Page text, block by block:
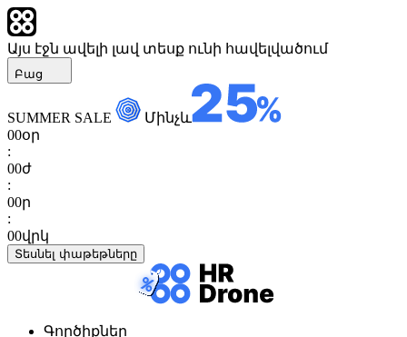
Այս էջն ավելի լավ տեսք ունի հավելվածում
Բաց
SUMMER SALE
Մինչև
00օր
:
00ժ
:
00ր
:
00վրկ
Տեսնել փաթեթները
Գործիքներ